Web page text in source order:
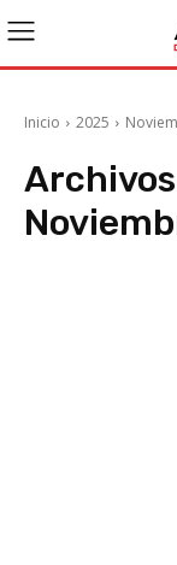
Inicio 2025